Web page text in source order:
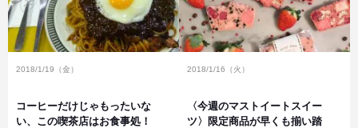
2018/1/19（金）
コーヒーだけじゃもったいな
い、この喫茶店はお食事処！
2018/1/16（火）
〈今週のマストイートスイー
ツ〉限定商品が早くも揃い踏